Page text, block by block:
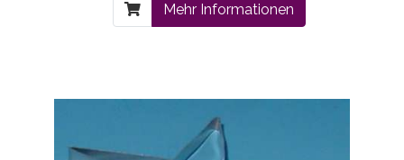
Mehr Informationen